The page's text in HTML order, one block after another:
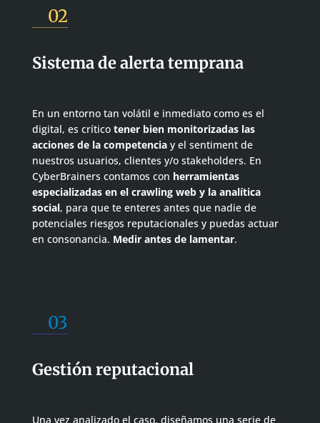
02
Sistema de alerta temprana
En un entorno tan volátil e inmediato como es el
digital, es críticotener bien monitorizadas las
acciones de la competenciay el sentiment de
nuestros usuarios, clientes y/o stakeholders. En
CyberBrainers contamos con herramientas
especializadas en el crawling web y la analítica
social, para que te enteres antes que nadie de
potenciales riesgos reputacionales y puedas actuar
en consonancia. Medir antes de lamentar.
03
Gestión reputacional
Una vez analizado el caso, diseñamos una serie de